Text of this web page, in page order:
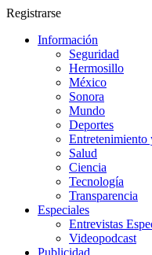
Registrarse
Información
Seguridad
Hermosillo
México
Sonora
Mundo
Deportes
Entretenimiento
Salud
Ciencia
Tecnología
Transparencia
Especiales
Entrevistas
Videopodcast
Publicidad